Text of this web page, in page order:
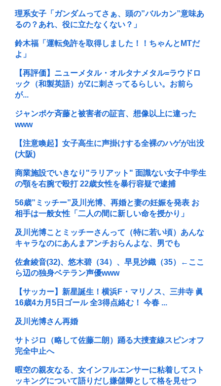
理系女子「ガンダムってさぁ、頭の”バルカン”意味あ
るの？あれ、役に立たなくない？」
鈴木福「運転免許を取得しました！！ちゃんとMTだ
よ」
【再評価】ニューメタル・オルタナメタル=ラウドロ
ック（和製英語）がZに刺さってるらしい。お前ら
が...
ジャンポケ斉藤と被害者の証言、想像以上に違った
www
【注意喚起】女子高生に声掛けする全裸のハゲが出没
(大阪)
商業施設でいきなり"ラリアット" 面識ない女子中学生
の顎を右腕で殴打 22歳女性を暴行容疑で逮捕
56歳”ミッチー”及川光博、再婚と妻の妊娠を発表 お
相手は一般女性「二人の間に新しい命を授かり」
及川光博ことミッチーさんって（特に若い頃）あんな
キャラなのにあんまアンチおらんよな、男でも
佐倉綾音(32)、悠木碧（34）、早見沙織（35）←ここ
ら辺の独身ベテラン声優www
【サッカー】新星誕生！横浜F・マリノス、三井寺 眞
16歳4カ月5日ゴール 全3得点絡む！ 今春 ...
及川光博さん再婚
サトジロ（略して佐藤二朗）踊る大捜査線スピンオフ
完全中止へ
暇空の親友なる、女インフルエンサーに粘着してスト
ッキングについて語りだし嫌儲卿として格を見せつ